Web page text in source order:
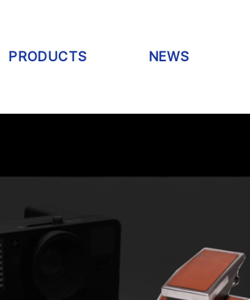
PRODUCTS NEWS